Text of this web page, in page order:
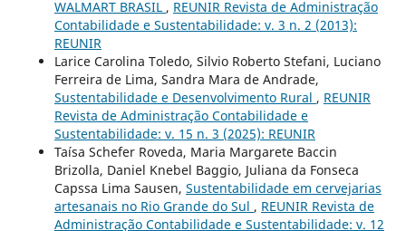
WALMART BRASIL , REUNIR Revista de Administração
Contabilidade e Sustentabilidade: v. 3 n. 2 (2013):
REUNIR
Larice Carolina Toledo, Silvio Roberto Stefani, Luciano
Ferreira de Lima, Sandra Mara de Andrade,
Sustentabilidade e Desenvolvimento Rural , REUNIR
Revista de Administração Contabilidade e
Sustentabilidade: v. 15 n. 3 (2025): REUNIR
Taísa Schefer Roveda, Maria Margarete Baccin
Brizolla, Daniel Knebel Baggio, Juliana da Fonseca
Capssa Lima Sausen, Sustentabilidade em cervejarias
artesanais no Rio Grande do Sul , REUNIR Revista de
Administração Contabilidade e Sustentabilidade: v. 12